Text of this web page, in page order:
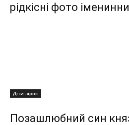
рідкісні фото
Діти зірок
Позашлюбний син